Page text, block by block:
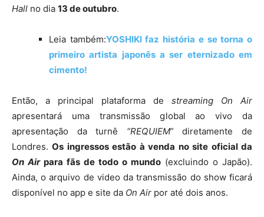
Hall no dia 13 de outubro.
Leia também:YOSHIKI faz história e se torna o
primeiro artista japonês a ser eternizado em
cimento!
Então, a principal plataforma de streaming
On Air
apresentará uma transmissão global ao vivo da
apresentação da turnê “REQUIEM” diretamente de
Londres.Os ingressos estão à venda no site oficial da
On Airpara fãs de todo o mundo (excluindo o Japão).
Ainda, o arquivo de video da transmissão do show ficará
disponível no app e site da On Air por até dois anos.